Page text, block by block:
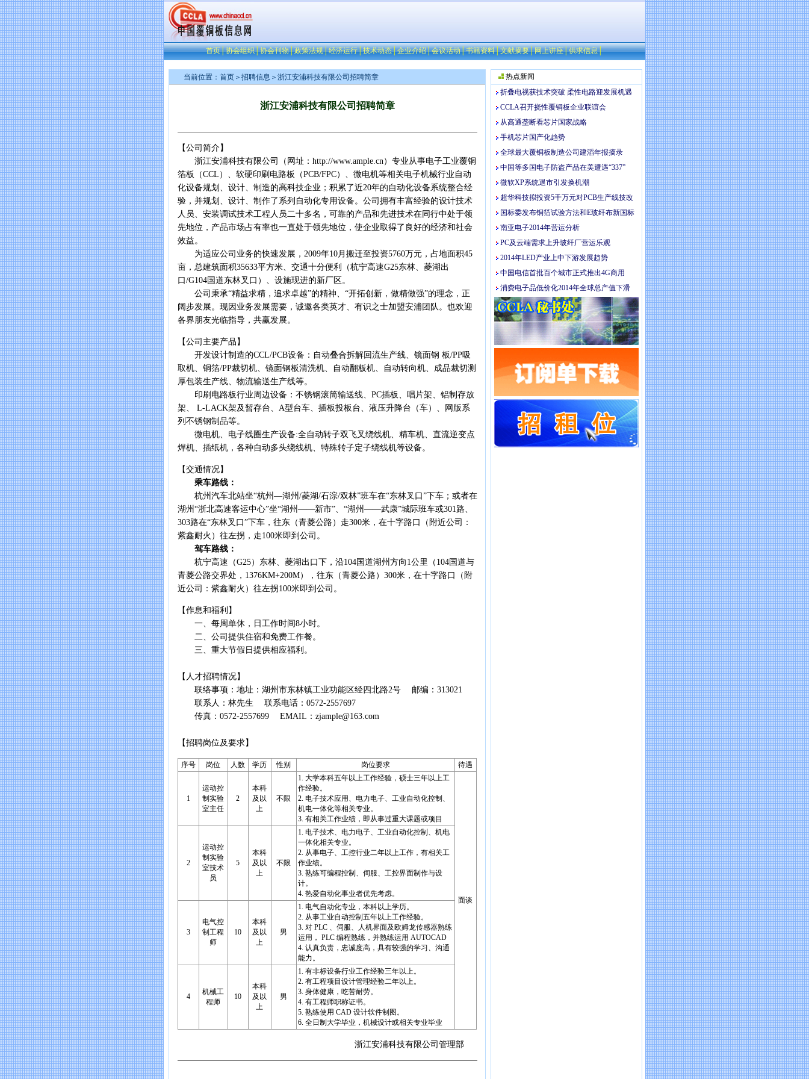
首页│协会组织│协会刊物│政策法规│经济运行│技术动态│企业介绍│会议活动│书籍资料│文献摘要│网上讲座│供求信息│
当前位置： 首页 ＞ 招聘信息 ＞浙江安浦科技有限公司招聘简章
浙江安浦科技有限公司招聘简章
【公司简介】
浙江安浦科技有限公司（网址：http://www.ample.cn）专业从事电子工业覆铜
箔板（CCL）、软硬印刷电路板（PCB/FPC）、微电机等相关电子机械行业自动
化设备规划、设计、制造的高科技企业；积累了近20年的自动化设备系统整合经
验，并规划、设计、制作了系列自动化专用设备。公司拥有丰富经验的设计技术
人员、安装调试技术工程人员二十多名，可靠的产品和先进技术在同行中处于领
先地位，产品市场占有率也一直处于领先地位，使企业取得了良好的经济和社会
效益。
为适应公司业务的快速发展，2009年10月搬迁至投资5760万元，占地面积45
亩，总建筑面积35633平方米、交通十分便利（杭宁高速G25东林、菱湖出
口/G104国道东林叉口）、设施现进的新厂区。
公司秉承“精益求精，追求卓越”的精神、“开拓创新，做精做强”的理念，正
阔步发展。现因业务发展需要，诚邀各类英才、有识之士加盟安浦团队。也欢迎
各界朋友光临指导，共赢发展。
【公司主要产品】
开发设计制造的CCL/PCB设备：自动叠合拆解回流生产线、镜面钢 板/PP吸
取机、铜箔/PP裁切机、镜面钢板清洗机、自动翻板机、自动转向机、成品裁切测
厚包装生产线、物流输送生产线等。
印刷电路板行业周边设备：不锈钢滚筒输送线、PC插板、唱片架、铝制存放
架、 L-LACK架及暂存台、A型台车、插板投板台、液压升降台（车）、网版系
列不锈钢制品等。
微电机、电子线圈生产设备:全自动转子双飞叉绕线机、精车机、直流逆变点
焊机、插纸机，各种自动多头绕线机、特殊转子定子绕线机等设备。
【交通情况】
乘车路线：
杭州汽车北站坐“杭州—湖州/菱湖/石淙/双林”班车在“东林叉口”下车；或者在
湖州“浙北高速客运中心”坐“湖州——新市”、“湖州——武康”城际班车或301路、
303路在“东林叉口”下车，往东（青菱公路）走300米，在十字路口（附近公司：
紫鑫耐火）往左拐，走100米即到公司。
驾车路线：
杭宁高速（G25）东林、菱湖出口下，沿104国道湖州方向1公里（104国道与
青菱公路交界处，1376KM+200M），往东（青菱公路）300米，在十字路口（附
近公司：紫鑫耐火）往左拐100米即到公司。
【作息和福利】
一、每周单休，日工作时间8小时。
二、公司提供住宿和免费工作餐。
三、重大节假日提供相应福利。
【人才招聘情况】
联络事项：地址：湖州市东林镇工业功能区经四北路2号 邮编：313021
联系人：林先生 联系电话：0572-2557697
传真：0572-2557699 EMAIL：zjample@163.com
【招聘岗位及要求】
序号 岗位 人数 学历 性别 岗位要求 待遇
1
运动控
制实验
室主任
2
本科
及以
上
不限
1. 大学本科五年以上工作经验，硕士三年以上工
作经验。
2. 电子技术应用、电力电子、工业自动化控制、
机电一体化等相关专业。
3. 有相关工作业绩，即从事过重大课题或项目
面谈
2
运动控
制实验
室技术
员
5
本科
及以
上
不限
1. 电子技术、电力电子、工业自动化控制、机电
一体化相关专业。
2. 从事电子、工控行业二年以上工作，有相关工
作业绩。
3. 熟练可编程控制、伺服、工控界面制作与设
计。
4. 热爱自动化事业者优先考虑。
3
电气控
制工程
师
10
本科
及以
上
男
1. 电气自动化专业，本科以上学历。
2. 从事工业自动控制五年以上工作经验。
3. 对 PLC 、伺服、人机界面及欧姆龙传感器熟练
运用， PLC 编程熟练，并熟练运用 AUTOCAD
4. 认真负责，忠诚度高，具有较强的学习、沟通
能力。
4
机械工
程师
10
本科
及以
上
男
1. 有非标设备行业工作经验三年以上。
2. 有工程项目设计管理经验二年以上。
3. 身体健康，吃苦耐劳。
4. 有工程师职称证书。
5. 熟练使用 CAD 设计软件制图。
6. 全日制大学毕业，机械设计或相关专业毕业
浙江安浦科技有限公司管理部
热点新闻
折叠电视获技术突破 柔性电路迎发展机遇
CCLA召开挠性覆铜板企业联谊会
从高通垄断看芯片国家战略
手机芯片国产化趋势
全球最大覆铜板制造公司建滔年报摘录
中国等多国电子防盗产品在美遭遇“337”
微软XP系统退市引发换机潮
超华科技拟投资5千万元对PCB生产线技改
国标委发布铜箔试验方法和E玻纤布新国标
南亚电子2014年营运分析
PC及云端需求上升玻纤厂营运乐观
2014年LED产业上中下游发展趋势
中国电信首批百个城市正式推出4G商用
消费电子品低价化2014年全球总产值下滑